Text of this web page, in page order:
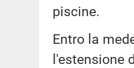
piscine.
Entro la
l'estensione